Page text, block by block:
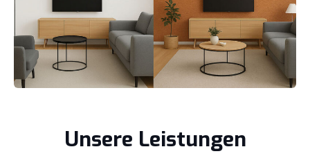
Unsere Leistungen